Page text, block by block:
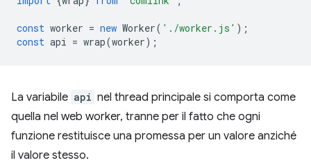
const worker = new Worker( './worker.js' );
const api = wrap(worker);
La variabile api nel thread principale si comporta come
quella nel web worker, tranne per il fatto che ogni
funzione restituisce una promessa per un valore anziché
il valore stesso.